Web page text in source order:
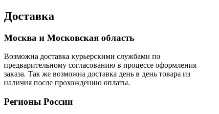
Доставка
Москва и Московская область
Возможна доставка курьерскими службами по
предварительному согласованию в процессе оформления
заказа. Так же возможна доставка день в день товара из
наличия после прохождению оплаты.
Регионы России